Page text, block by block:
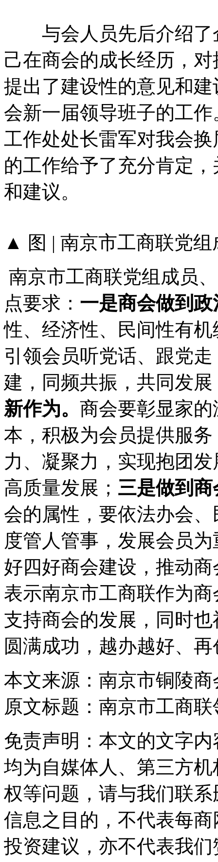
与会人员先后介绍了
己在商会的成长经历，
提出了建设性的意见和
会新一届领导班子的工
工作处处长雷军对我会
的工作给予了充分肯定
和建议。
▲ 图 | 南京市工商联党
南京市工商联党组成员
点要求： 一是商会做到政
性、经济性、民间性有
引领会员听党话、跟党
建，同频共振，共同发展
新作为。 商会要彰显家
本，积极为会员提供服
力、凝聚力，实现抱团
高质量发展； 三是做到商
会的属性，要依法办会
度管人管事，发展会员
好四好商会建设，推动
表示南京市工商联作为
支持商会的发展，同时
圆满成功，越办越好、
本文来源：南京市铜陵商
原文标题： 南京市工商
免责声明：本文的文字
均为自媒体人、第三方
权等问题，请与我们联
信息之目的，不代表每
投资建议，亦不代表我